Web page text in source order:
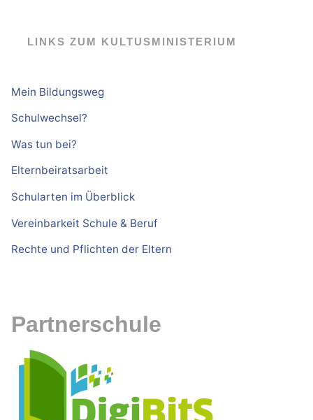
LINKS ZUM KULTUSMINISTERIUM
Mein Bildungsweg
Schulwechsel?
Was tun bei?
Elternbeiratsarbeit
Schularten im Überblick
Vereinbarkeit Schule & Beruf
Rechte und Pflichten der Eltern
Partnerschule